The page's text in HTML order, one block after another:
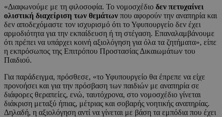
«Διαφωνούμε με τη φιλοσοφία. Το νομοσχέδιο δεν πετυχαίνει
ολιστική διαχείριση των θεμάτων που αφορούν την αναπηρία και
δεν αποδεχόμαστε τον ισχυρισμό ότι το Υφυπουργείο δεν έχει
αρμοδιότητα για την εκπαίδευση ή τη στέγαση. Επαναλαμβάνουμε
ότι πρέπει να υπάρχει κοινή αξιολόγηση για όλα τα ζητήματα», είπε
η εκπρόσωπος της Επιτρόπου Προστασίας Δικαιωμάτων του
Παιδιού.
Για παράδειγμα, πρόσθεσε, «το Υφυπουργείο θα έπρεπε να είχε
προνοήσει και για την πρόσβαση των παιδιών με αναπηρία σε
διάφορες θεραπείες, ενώ, ταυτόχρονα, στο νομοσχέδιο γίνεται
διάκριση μεταξύ ήπιας, μέτριας και σοβαρής νοητικής αναπηρίας.
Δηλαδή, η αξιολόγηση αντί να γίνεται με βάση τα εμπόδια που έχει